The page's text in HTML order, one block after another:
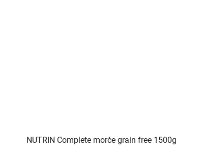
NUTRIN Complete morče grain free 1500g